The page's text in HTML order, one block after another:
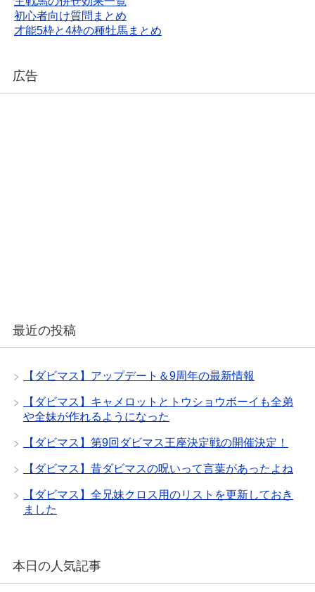
初心者向け質問まとめ
才能5枠と4枠の種牡馬まとめ
広告
最近の投稿
【ダビマス】アップデート＆9周年の最新情報
【ダビマス】キャメロットとトウショウボーイも全弟
や全妹が作れるようになった
【ダビマス】第9回ダビマス王座決定戦の開催決定！
【ダビマス】昔ダビマスの呪いって言葉があったよね
【ダビマス】全兄妹クロス用のリストを更新しておき
ました
本日の人気記事